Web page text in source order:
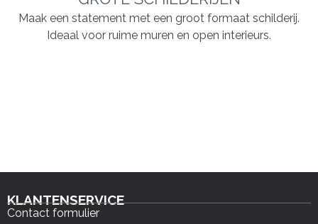
Maak een statement met een groot formaat schilderij.
Ideaal voor ruime muren en open interieurs.
KLANTENSERVICE
Contact formulier